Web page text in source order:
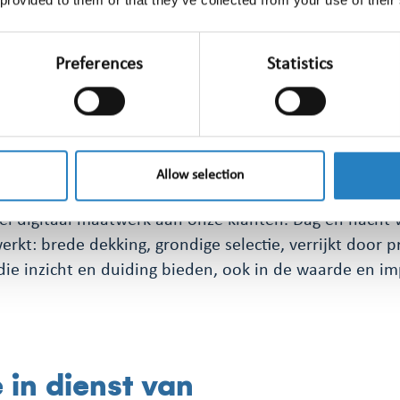
Preferences Statistics
Allow selection
Groep vandaag: digitale
analyse en inzicht
Reisz, zoon van oprichtster mevrouw Lia Reisz,
uit tot een toonaangevend mediamonitoringbedrijf.
maar ook radio, tv, online nieuws, social media
digitaal maatwerk aan onze klanten. Dag en nacht
brede dekking, grondige selectie, verrijkt door
inzicht en duiding bieden, ook in de waarde en
in dienst van